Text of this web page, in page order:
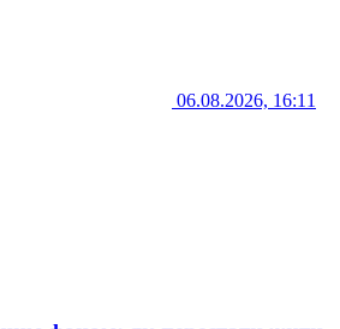
06.08.2026, 16:11